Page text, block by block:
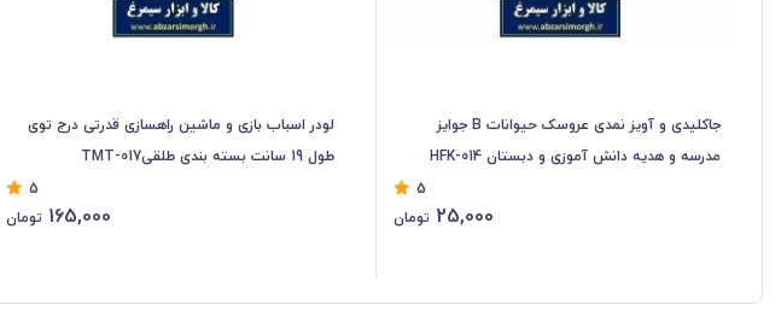
جاکلیدی و آویز نمدی عروسک حیوانات B جوایز
مدرسه و هدیه دانش آموزی و دبستان HFK-014
5
25,000 تومان
لودر اسباب بازی و ماشین راهسازی قدرتی درج توی
طول 19 سانت بسته بندی طلقیTMT-017
5
165,000 تومان